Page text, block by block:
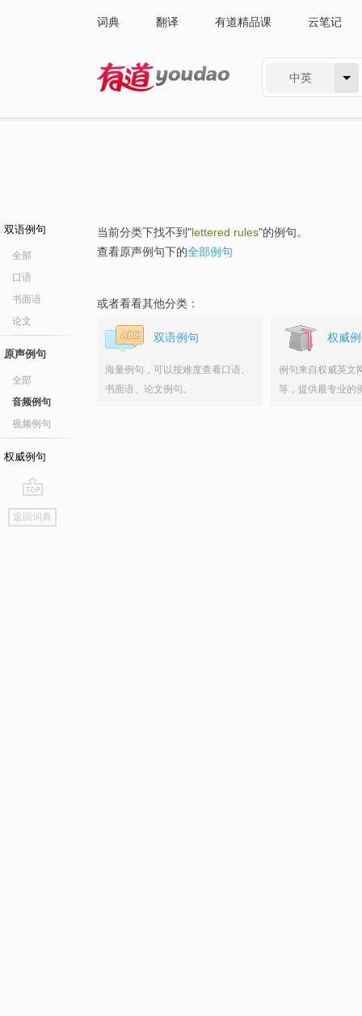
词典 翻译 有道精品课 云笔记
中英
双语例句
全部
口语
书面语
论文
原声例句
全部
音频例句
视频例句
权威例句
go
top
返回词典
当前分类下找不到"lettered rules"的例句。
查看原声例句下的全部例句
或者看看其他分类：
双语例句
海量例句，可以按难度查看口语、
书面语、论文例句。
权威
例句来自权威英文
等，提供最专业的